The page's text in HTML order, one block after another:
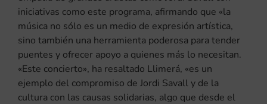
iniciativas como este programa, afirmando que «la
música no sólo es un medio de expresión artística,
sino también una herramienta poderosa para tender
puentes y ofrecer apoyo a quienes más lo necesitan.
«Este concierto», ha resaltado Llimerá, «es un
ejemplo del compromiso de Jordi Savall y de la
cultura con las causas solidarias, algo que desde el